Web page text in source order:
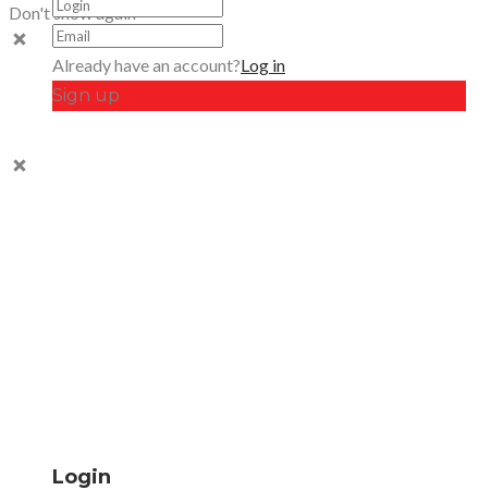
Don't show again
Already have an account?Log in
Sign up
Login